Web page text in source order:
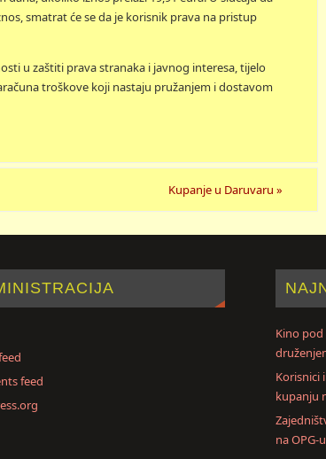
smatrat će se da je korisnik prava na pristup
u zaštiti prava stranaka i javnog interesa, tijelo
troškove koji nastaju pružanjem i dostavom
Kupanje u Daruvaru »
feed
Kino pod
Korisnici
kupanju
na OPG-